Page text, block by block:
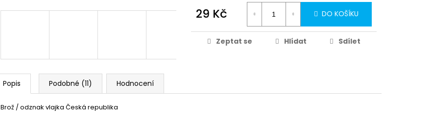
29 Kč DO KOŠÍKU
Zeptat se Hlídat Sdílet
Popis Podobné (11) Hodnocení
Brož / odznak vlajka Česká republika